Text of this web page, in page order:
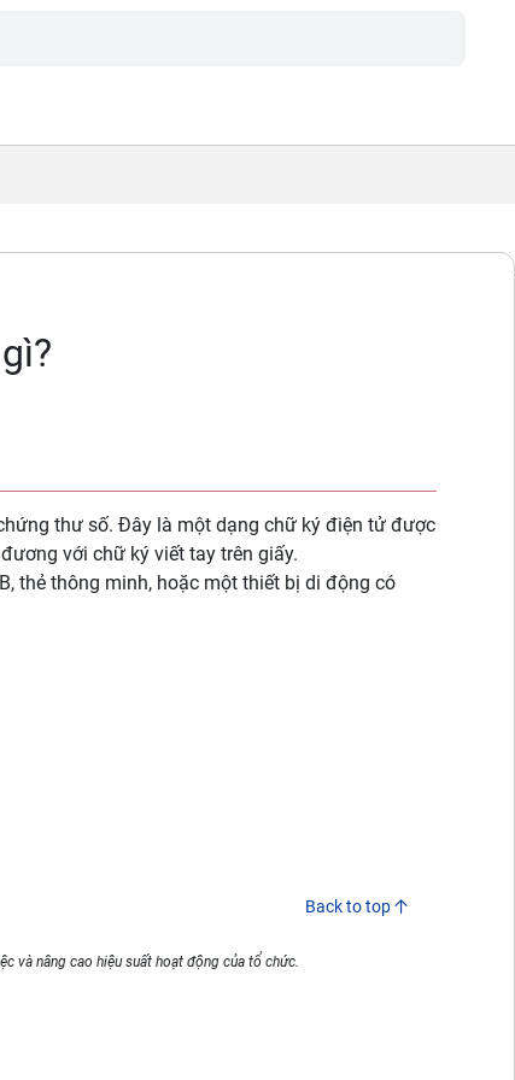
thư số. Đây là một dạng chữ ký điện tử được
với chữ ký viết tay trên giấy.
thẻ thông minh, hoặc một thiết bị di động có
Back to top
và nâng cao hiệu suất hoạt động của tổ chức.